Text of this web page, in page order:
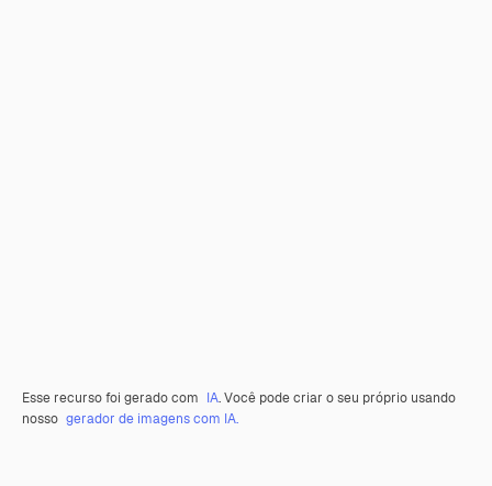
Esse recurso foi gerado com IA. Você pode criar o seu próprio usando
nosso gerador de imagens com IA.